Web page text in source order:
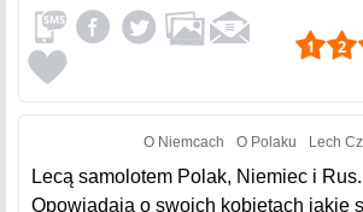
O Niemcach O Polaku Lech
Lecą samolotem Polak, Niemiec i Rus.
Opowiadają o swoich kobietach jakie